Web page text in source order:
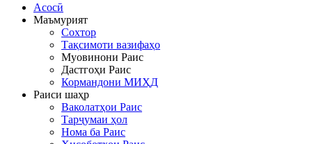
Асосӣ
Маъмурият
Сохтор
Тақсимоти вазифаҳо
Муовинони Раис
Дастгоҳи Раис
Кормандони МИҲД
Раиси шаҳр
Ваколатҳои Раис
Тарҷумаи ҳол
Нома ба Раис